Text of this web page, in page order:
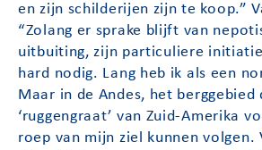
en zijn schilderijen zijn te koop.”
“Zolang er sprake blijft van
uitbuiting, zijn particuliere
hard nodig. Lang heb ik als een
Maar in de Andes, het berggebied
‘ruggengraat’ van Zuid-Amerika
roep van mijn ziel kunnen volgen.